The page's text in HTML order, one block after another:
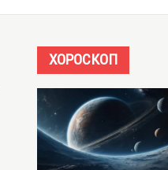
ХОРОСКОП